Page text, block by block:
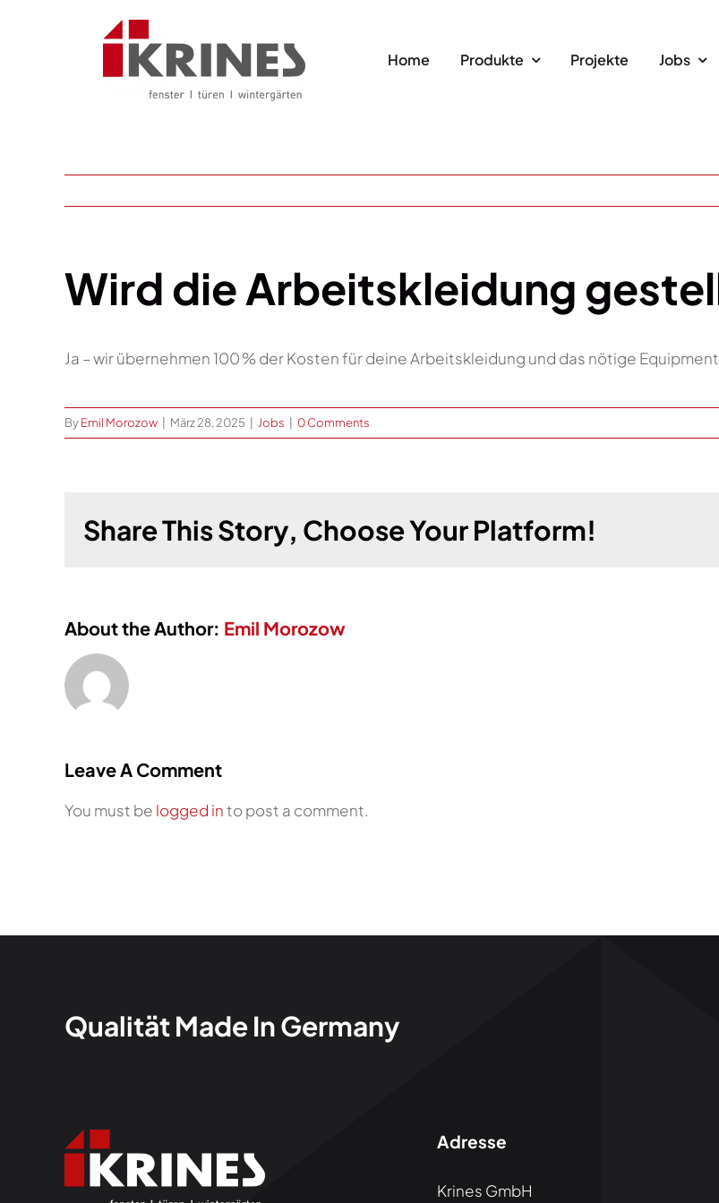
Home Produkte Projekte Jobs
Wird die Arbeitskleidung
Ja – wir übernehmen 100 % der Kosten für deine Arbeitskleidung und das nötige
ByEmil Morozow März 28, 2025 Jobs 0 Comments
Share This Story, Choose Your Platform!
About the Author: Emil Morozow
Leave A Comment
You must be logged into post a comment.
Qualität Made In Germany
Adresse
Krines GmbH